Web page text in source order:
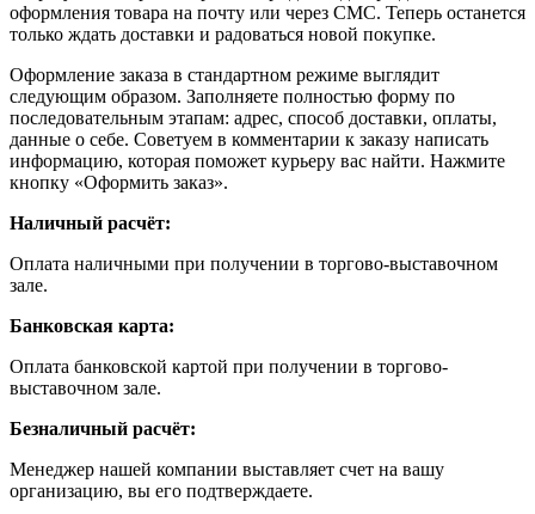
оформления товара на почту или через СМС. Теперь останется
только ждать доставки и радоваться новой покупке.
Оформление заказа в стандартном режиме выглядит
следующим образом. Заполняете полностью форму по
последовательным этапам: адрес, способ доставки, оплаты,
данные о себе. Советуем в комментарии к заказу написать
информацию, которая поможет курьеру вас найти. Нажмите
кнопку «Оформить заказ».
Наличный расчёт:
Оплата наличными при получении в торгово-выставочном
зале.
Банковская карта:
Оплата банковской картой при получении в торгово-
выставочном зале.
Безналичный расчёт:
Менеджер нашей компании выставляет счет на вашу
организацию, вы его подтверждаете.